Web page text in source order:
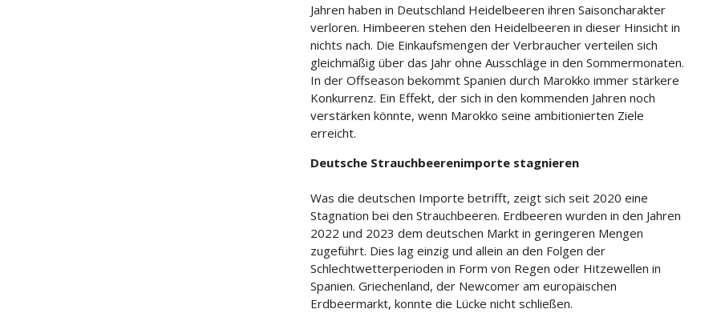
Jahren haben in Deutschland Heidelbeeren ihren Saisoncharakter
verloren. Himbeeren stehen den Heidelbeeren in dieser Hinsicht in
nichts nach. Die Einkaufsmengen der Verbraucher verteilen sich
gleichmäßig über das Jahr ohne Ausschläge in den Sommermonaten.
In der Offseason bekommt Spanien durch Marokko immer stärkere
Konkurrenz. Ein Effekt, der sich in den kommenden Jahren noch
verstärken könnte, wenn Marokko seine ambitionierten Ziele
erreicht.
Deutsche Strauchbeerenimporte stagnieren
Was die deutschen Importe betrifft, zeigt sich seit 2020 eine
Stagnation bei den Strauchbeeren. Erdbeeren wurden in den Jahren
2022 und 2023 dem deutschen Markt in geringeren Mengen
zugeführt. Dies lag einzig und allein an den Folgen der
Schlechtwetterperioden in Form von Regen oder Hitzewellen in
Spanien. Griechenland, der Newcomer am europäischen
Erdbeermarkt, konnte die Lücke nicht schließen.